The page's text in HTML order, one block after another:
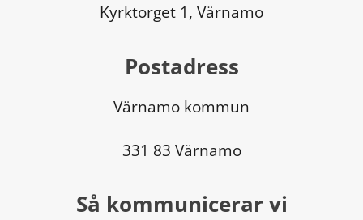
Kyrktorget 1, Värnamo
Postadress
Värnamo kommun
331 83 Värnamo
Så kommunicerar vi